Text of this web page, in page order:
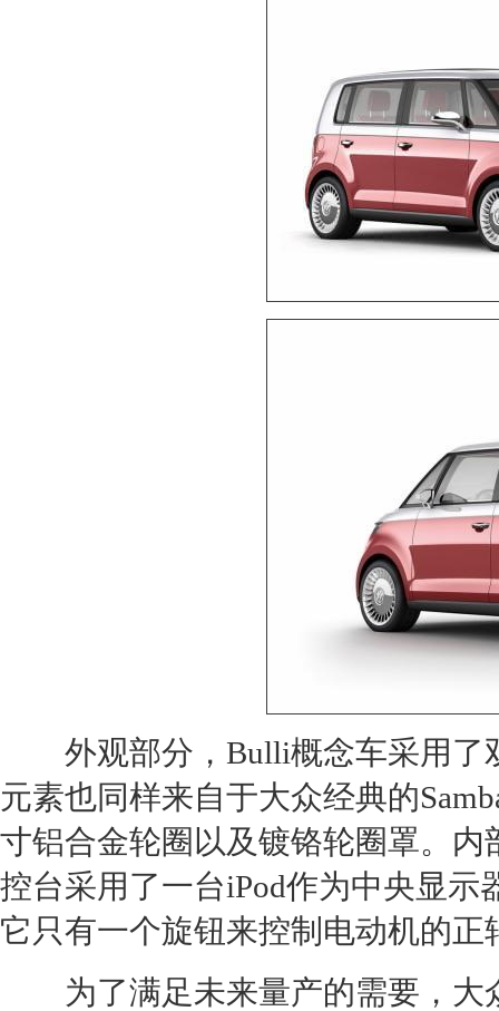
外观部分，Bulli概念车采用了
元素也同样来自于大众经典的
寸铝合金轮圈以及镀铬轮圈罩。
控台采用了一台iPod作为中央显
它只有一个旋钮来控制电动机的正
为了满足未来量产的需要， 大